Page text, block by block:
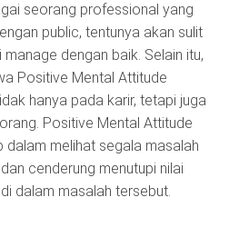
seorang professional yang
public, tentunya akan sulit
dengan baik. Selain itu,
Positive Mental Attitude
hanya pada karir, tetapi juga
Positive Mental Attitude
dalam melihat segala masalah
cenderung menutupi nilai
dalam masalah tersebut.